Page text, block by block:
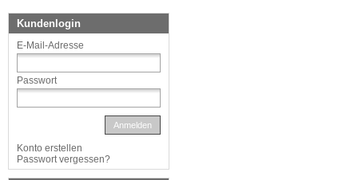
Kundenlogin
E-Mail-Adresse
Passwort
Anmelden
Konto erstellen
Passwort vergessen?